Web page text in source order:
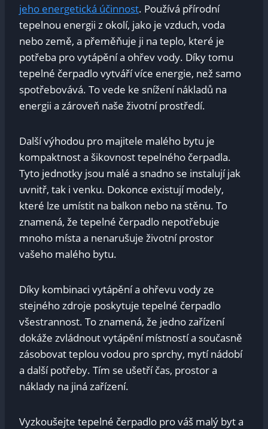
jeho energetická účinnost. Používá přírodní
tepelnou energii z okolí, jako je vzduch, voda
nebo země, a přeměňuje ji na teplo, které je
potřeba pro vytápění a ohřev vody. Díky tomu
tepelné čerpadlo vytváří více energie, než samo
spotřebovává. To vede ke snížení nákladů na
energii a zároveň naše životní prostředí.
Další výhodou pro majitele malého bytu je
kompaktnost a šikovnost tepelného čerpadla.
Tyto jednotky jsou malé a snadno se instalují jak
uvnitř, tak i venku. Dokonce existují modely,
které lze umístit na balkon nebo na stěnu. To
znamená, že tepelné čerpadlo nepotřebuje
mnoho místa a nenarušuje životní prostor
vašeho malého bytu.
Díky kombinaci vytápění a ohřevu vody ze
stejného zdroje poskytuje tepelné čerpadlo
všestrannost. To znamená, že jedno zařízení
dokáže zvládnout vytápění místností a současně
zásobovat teplou vodou pro sprchy, mytí nádobí
a další potřeby. Tím se ušetří čas, prostor a
náklady na jiná zařízení.
Vyzkoušejte tepelné čerpadlo pro váš malý byt a